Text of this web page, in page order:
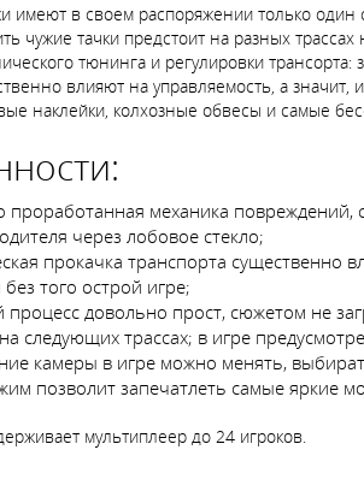
имеют в своем распоряжении только
чужие тачки предстоит на разных
тюнинга и регулировки
влияют на управляемость, а
наклейки, колхозные обвесы и самые
проработанная механика повреждений,
через лобовое стекло;
прокачка транспорта существенно
того острой игре;
процесс довольно прост, сюжетом не
следующих трассах; в игре
камеры в игре можно менять,
позволит запечатлеть самые яркие
мультиплеер до 24 игроков.